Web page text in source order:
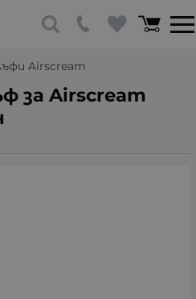
Airscream
за Airscream